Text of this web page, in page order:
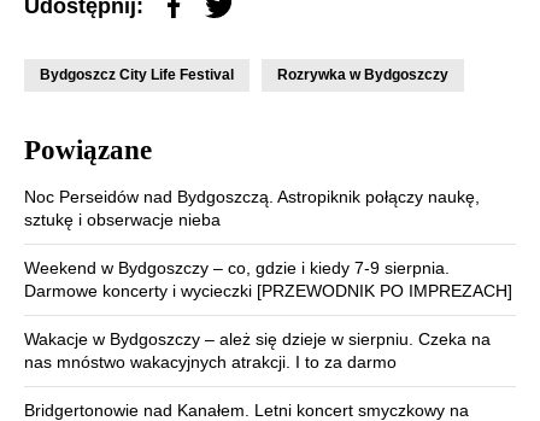
Udostępnij:
Bydgoszcz City Life Festival Rozrywka w Bydgoszczy
Powiązane
Noc Perseidów nad Bydgoszczą. Astropiknik połączy naukę,
sztukę i obserwacje nieba
Weekend w Bydgoszczy – co, gdzie i kiedy 7-9 sierpnia.
Darmowe koncerty i wycieczki [PRZEWODNIK PO IMPREZACH]
Wakacje w Bydgoszczy – ależ się dzieje w sierpniu. Czeka na
nas mnóstwo wakacyjnych atrakcji. I to za darmo
Bridgertonowie nad Kanałem. Letni koncert smyczkowy na